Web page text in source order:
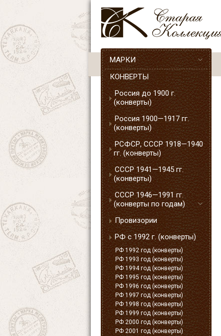
МАРКИ
КОНВЕРТЫ
Россия до 1900 г.
(конверты)
Россия 1900—1917 гг.
(конверты)
РСФСР, СССР 1918—1940
гг. (конверты)
СССР 1941—1945 гг.
(конверты)
СССР 1946—1991 гг.
(конверты по годам)
Провизории
РФ с 1992 г. (конверты)
РФ 1992 год (конверты)
РФ 1993 год (конверты)
РФ 1994 год (конверты)
РФ 1995 год (конверты)
РФ 1996 год (конверты)
РФ 1997 год (конверты)
РФ 1998 год (конверты)
РФ 1999 год (конверты)
РФ 2000 год (конверты)
РФ 2001 год (конверты)